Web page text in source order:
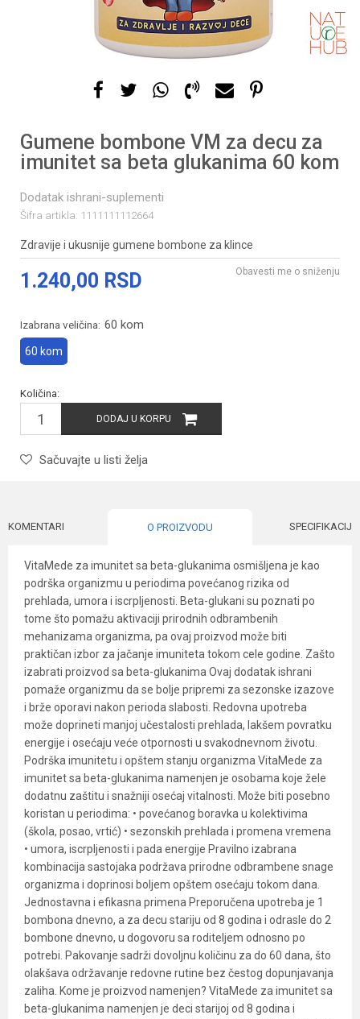
Gumene bombone VM za decu za
imunitet sa beta glukanima 60 kom
Dodatak ishrani-suplementi
Šifra artikla: 1111111112664
Zdravije i ukusnije gumene bombone za klince
1.240,00 RSD Obavesti me o sniženju
Izabrana veličina: 60 kom
60 kom
Količina:
DODAJ U KORPU
Sačuvajte u listi želja
KOMENTARI O PROIZVODU SPECIFIKACIJA
VitaMede za imunitet sa beta-glukanima osmišljena je kao
podrška organizmu u periodima povećanog rizika od
prehlada, umora i iscrpljenosti. Beta-glukani su poznati po
tome što pomažu aktivaciji prirodnih odbrambenih
mehanizama organizma, pa ovaj proizvod može biti
praktičan izbor za jačanje imuniteta tokom cele godine. Zašto
izabrati proizvod sa beta-glukanima Ovaj dodatak ishrani
pomaže organizmu da se bolje pripremi za sezonske izazove
i brže oporavi nakon perioda slabosti. Redovna upotreba
može doprineti manjoj učestalosti prehlada, lakšem povratku
energije i osećaju veće otpornosti u svakodnevnom životu.
Podrška imunitetu i opštem stanju organizma VitaMede za
imunitet sa beta-glukanima namenjen je osobama koje žele
dodatnu zaštitu i snažniji osećaj vitalnosti. Može biti posebno
koristan u periodima: • povećanog boravka u kolektivima
(škola, posao, vrtić) • sezonskih prehlada i promena vremena
• umora, iscrpljenosti i pada energije Pravilno izabrana
kombinacija sastojaka podržava prirodne odbrambene snage
organizma i doprinosi boljem opštem osećaju tokom dana.
Jednostavna i efikasna primena Preporučena upotreba je 1
bombona dnevno, a za decu stariju od 8 godina i odrasle do 2
bombone dnevno, u dogovoru sa roditeljem odnosno po
potrebi. Pakovanje sadrži dovoljnu količinu za do 60 dana, što
olakšava održavanje redovne rutine bez čestog dopunjavanja
zaliha. Kome je proizvod namenjen? VitaMede za imunitet sa
beta-glukanima namenjen je deci starijoj od 8 godina i